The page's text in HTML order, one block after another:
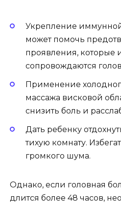
Укрепление
может помочь
проявления, которые
сопровождаются
Применение
массажа висковой
снизить боль и
Дать ребенку
тихую комнату.
громкого шума.
Однако, если головная
длится более 48 часов,